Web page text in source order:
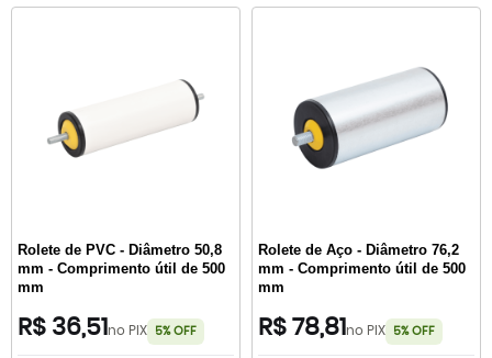
Rolete de PVC - Diâmetro 50,8
mm - Comprimento útil de 500
mm
R$ 36,51 no PIX 5% OFF
Rolete de Aço - Diâmetro 76,2
mm - Comprimento útil de 500
mm
R$ 78,81 no PIX 5% OFF